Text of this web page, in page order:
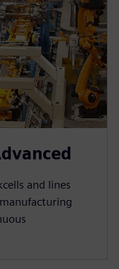
and lines